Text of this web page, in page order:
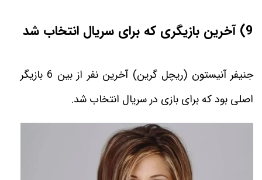
(9 آخرین بازیگری که برای سریال انتخاب شد
جنيفر آنیستون (ریچل گرین) آخرين نفر از بين 6 بازيگر
اصلى بود كه براى بازى در سريال انتخاب شد.